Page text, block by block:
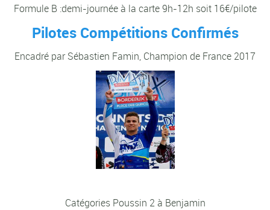
Formule B :demi-journée à la carte 9h-12h soit 16€/pilote
Pilotes Compétitions Confirmés
Encadré par Sébastien Famin, Champion de France 2017
Catégories Poussin 2 à Benjamin